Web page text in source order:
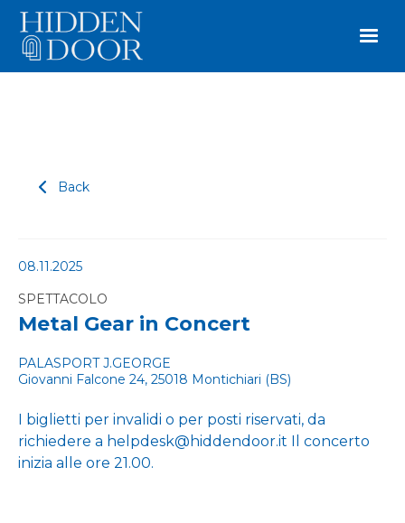
Back
08.11.2025
SPETTACOLO
Metal Gear in Concert
PALASPORT J.GEORGE
Giovanni Falcone 24, 25018 Montichiari (BS)
I biglietti per invalidi o per posti riservati, da
richiedere a helpdesk@hiddendoor.it Il concerto
inizia alle ore 21.00.